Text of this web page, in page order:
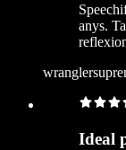
anys.
Ideal